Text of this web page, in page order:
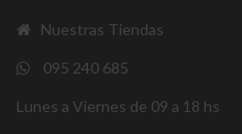
Nuestras Tiendas
095 240 685
Lunes a Viernes de 09 a 18 hs